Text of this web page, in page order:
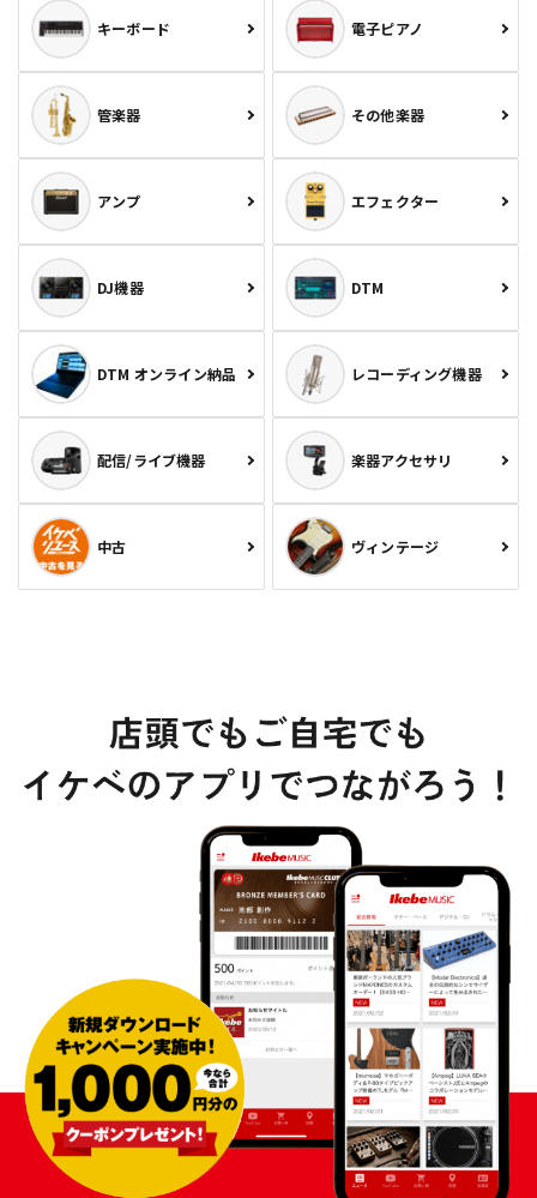
キーボード 電子ピアノ
管楽器 その他楽器
アンプ エフェクター
DJ機器 DTM
DTM オンライン納品 レコーディング機器
配信/ライブ機器 楽器アクセサリ
中古 ヴィンテージ